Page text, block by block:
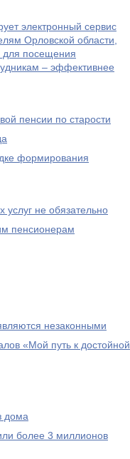
электронный сервис
Орловской области,
для посещения
– эффективнее
пенсии по старости
формирования
не обязательно
пенсионерам
незаконными
«Мой путь к достойной
дома
более 3 миллионов